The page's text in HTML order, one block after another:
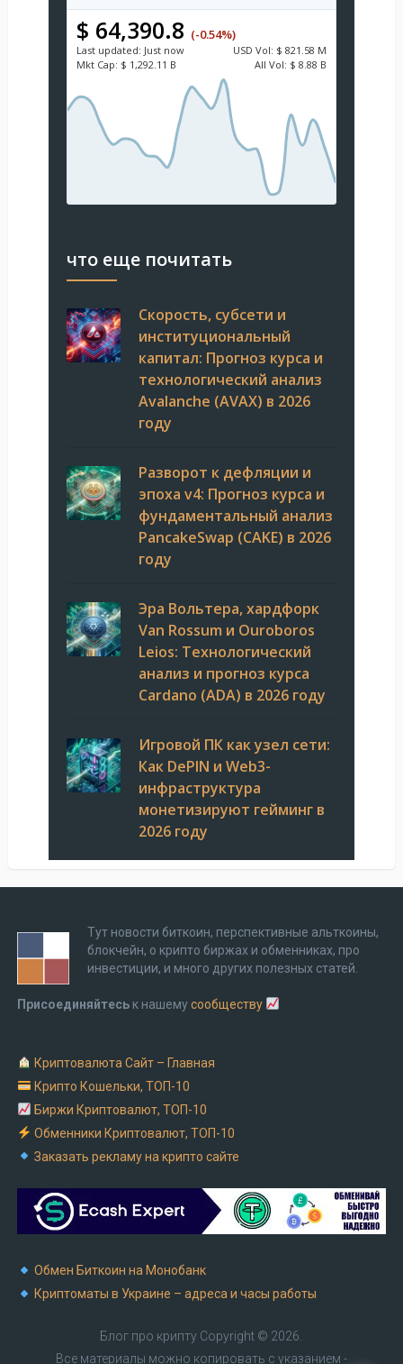
$ 64,390.8 (-0.54%)
Last updated: Just now USD Vol: $ 821.58 M
Mkt Cap: $ 1,292.11 B All Vol: $ 8.88 B
что еще почитать
Скорость, субсети и
институциональный
капитал: Прогноз курса и
технологический анализ
Avalanche (AVAX) в 2026
году
Разворот к дефляции и
эпоха v4: Прогноз курса и
фундаментальный анализ
PancakeSwap (CAKE) в 2026
году
Эра Вольтера, хардфорк
Van Rossum и Ouroboros
Leios: Технологический
анализ и прогноз курса
Cardano (ADA) в 2026 году
Игровой ПК как узел сети:
Как DePIN и Web3-
инфраструктура
монетизируют гейминг в
2026 году
Тут новости биткоин, перспективные альткоины,
блокчейн, о крипто биржах и обменниках, про
инвестиции, и много других полезных статей.
Присоединяйтесь к нашемусообществу
Криптовалюта Cайт – Главная
Крипто Кошельки, ТОП-10
Биржи Криптовалют, ТОП-10
Обменники Криптовалют, ТОП-10
Заказать рекламу на крипто сайте
Обмен Биткоин на Монобанк
Криптоматы в Украине – адреса и часы работы
Блог про крипту Copyright © 2026.
Все материалы можно копировать с указанием -